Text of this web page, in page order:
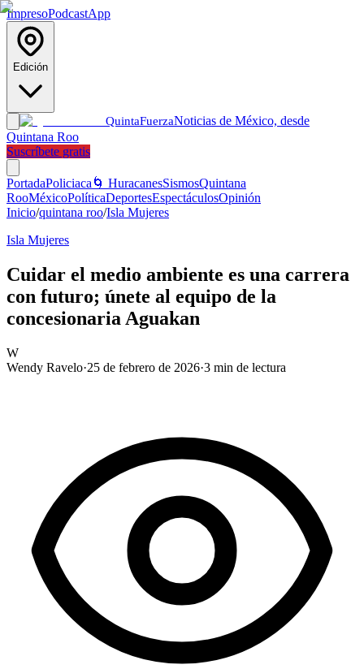
ImpresoPodcastApp
Edición
QuintaFuerzaNoticias de México, desde
Quintana Roo
Suscríbete gratis
PortadaPoliciaca 🌀 HuracanesSismosQuintana
RooMéxicoPolíticaDeportesEspectáculosOpinión
Inicio/quintana roo/Isla Mujeres
Isla Mujeres
Cuidar el medio ambiente es una carrera
con futuro; únete al equipo de la
concesionaria Aguakan
W
Wendy Ravelo·25 de febrero de 2026·3 min de lectura